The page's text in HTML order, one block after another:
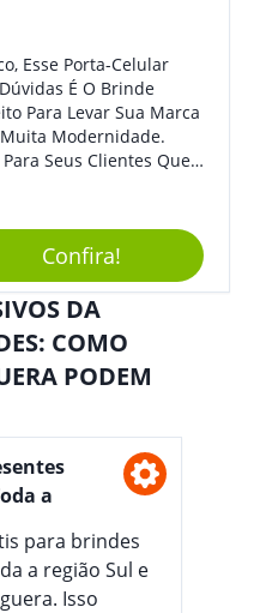
Esse Porta-Celular
É O Brinde
Para Levar Sua Marca
Modernidade.
Seus Clientes Que
Terá O Grande
Merecido.
Confira!
DA
COMO
PODEM
a
para brindes
a região Sul e
Isso